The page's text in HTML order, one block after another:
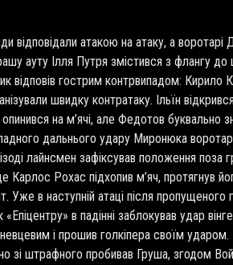
атакою на атаку, а
ауту Ілля Путря змістився з
відповів гострим контрвипадом:
швидку контратаку. Ільїн
на м’ячі, але Федотов буквально
дальнього удару Миронюка
лайнсмен зафіксував положення поза
Карлос Рохас підхопив м’яч, протягнув
Уже в наступній атаці після
в падінні заблокував удар
і прошив голкіпера своїм
штрафного пробивав Груша, згодом